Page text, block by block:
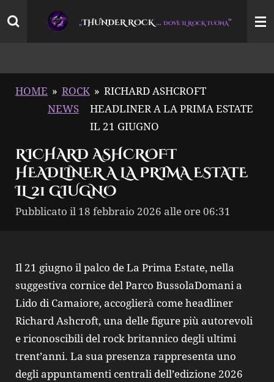
Vai
„THUNDER ROCK…DOVE IL ROCK TUONA“
HOME » ROCK
NEWS
» RICHARD ASHCROFT
HEADLINER A LA PRIMA ESTATE
IL 21 GIUGNO
RICHARD ASHCROFT
HEADLINER A LA PRIMA ESTATE
IL 21 GIUGNO
Pubblicato il 18 febbraio 2026 alle ore 06:31
Il 21 giugno il palco de La Prima Estate, nella
suggestiva cornice del Parco BussolaDomani a
Lido di Camaiore, accoglierà come headliner
Richard Ashcroft, una delle figure più autorevoli
e riconoscibili del rock britannico degli ultimi
trent’anni. La sua presenza rappresenta uno
degli appuntamenti centrali dell’edizione 2026